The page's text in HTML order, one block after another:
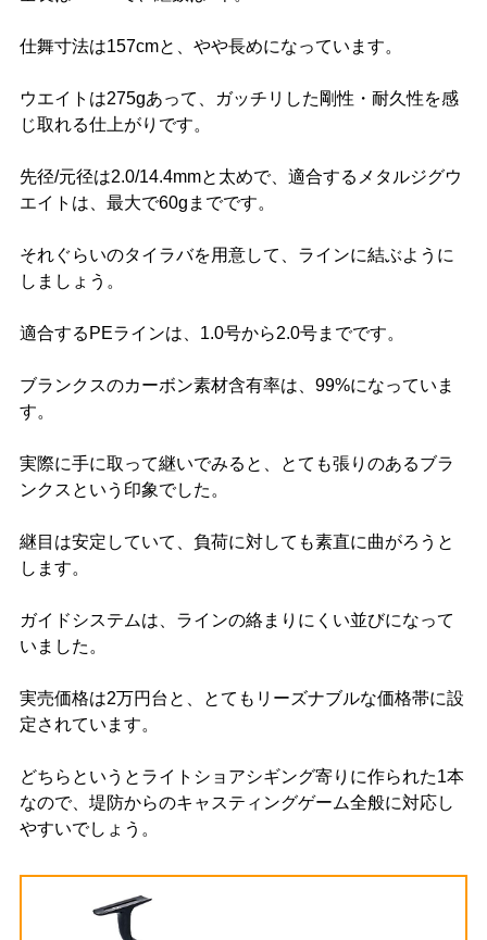
仕舞寸法は157cmと、やや長めになっています。
ウエイトは275gあって、ガッチリした剛性・耐久性を感
じ取れる仕上がりです。
先径/元径は2.0/14.4mmと太めで、適合するメタルジグウ
エイトは、最大で60gまでです。
それぐらいのタイラバを用意して、ラインに結ぶように
しましょう。
適合するPEラインは、1.0号から2.0号までです。
ブランクスのカーボン素材含有率は、99%になっていま
す。
実際に手に取って継いでみると、とても張りのあるブラ
ンクスという印象でした。
継目は安定していて、負荷に対しても素直に曲がろうと
します。
ガイドシステムは、ラインの絡まりにくい並びになって
いました。
実売価格は2万円台と、とてもリーズナブルな価格帯に設
定されています。
どちらというとライトショアシギング寄りに作られた1本
なので、堤防からのキャスティングゲーム全般に対応し
やすいでしょう。